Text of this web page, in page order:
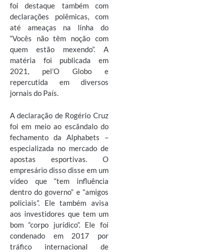
foi destaque também com
declarações polêmicas, com
até ameaças na linha do
“Vocês não têm noção com
quem estão mexendo”. A
matéria foi publicada em
2021, pel’O Globo e
repercutida em diversos
jornais do País.
A declaração de Rogério Cruz
foi em meio ao escândalo do
fechamento da Alphabets –
especializada no mercado de
apostas esportivas. O
empresário disso disse em um
vídeo que “tem influência
dentro do governo” e “amigos
policiais”. Ele também avisa
aos investidores que tem um
bom “corpo jurídico”. Ele foi
condenado em 2017 por
tráfico internacional de